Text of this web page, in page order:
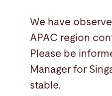
We have
APAC region
Please be
Manager for
stable.